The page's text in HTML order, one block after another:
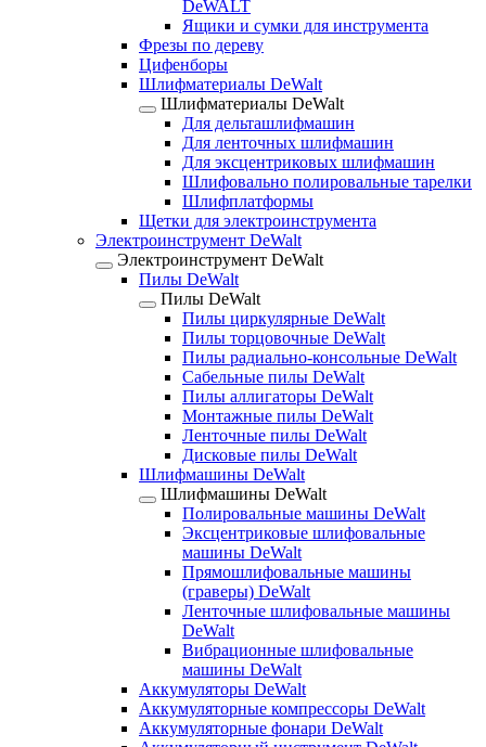
DeWALT
Ящики и сумки для инструмента
Фрезы по дереву
Цифенборы
Шлифматериалы DeWalt
Шлифматериалы DeWalt
Для дельташлифмашин
Для ленточных шлифмашин
Для эксцентриковых шлифмашин
Шлифовально полировальные тарелки
Шлифплатформы
Щетки для электроинструмента
Электроинструмент DeWalt
Электроинструмент DeWalt
Пилы DeWalt
Пилы DeWalt
Пилы циркулярные DeWalt
Пилы торцовочные DeWalt
Пилы радиально-консольные DeWalt
Сабельные пилы DeWalt
Пилы аллигаторы DeWalt
Монтажные пилы DeWalt
Ленточные пилы DeWalt
Дисковые пилы DeWalt
Шлифмашины DeWalt
Шлифмашины DeWalt
Полировальные машины DeWalt
Эксцентриковые шлифовальные
машины DeWalt
Прямошлифовальные машины
(граверы) DeWalt
Ленточные шлифовальные машины
DeWalt
Вибрационные шлифовальные
машины DeWalt
Аккумуляторы DeWalt
Аккумуляторные компрессоры DeWalt
Аккумуляторные фонари DeWalt